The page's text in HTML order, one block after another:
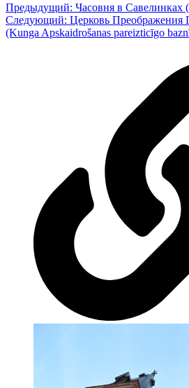
Предыдущий: Часовня в Савелинках
Следующий: Церковь Преображения
(Kunga Apskaidrošanas pareizticīgo